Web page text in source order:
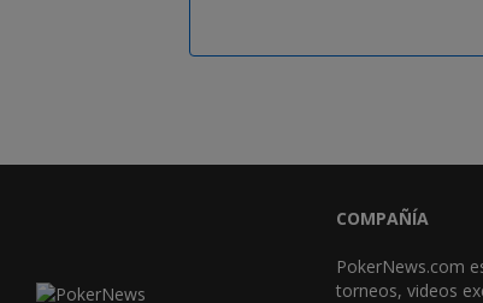
COMPAÑÍA
PokerNews.com
torneos, videos